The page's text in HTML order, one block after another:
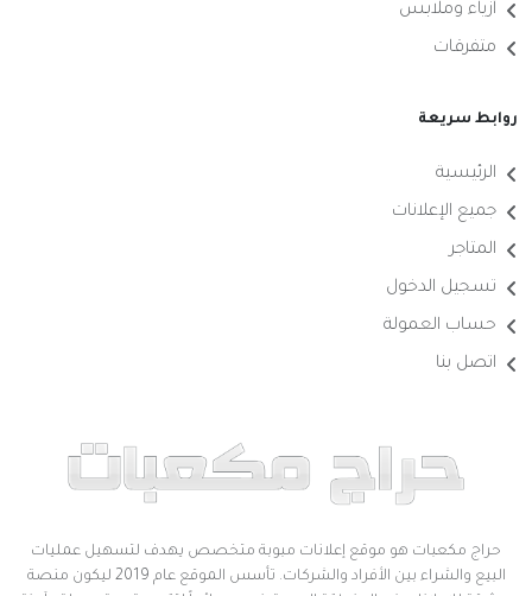
أزياء وملابس
متفرقات
روابط سريعة
الرئيسية
جميع الإعلانات
المتاجر
تسجيل الدخول
حساب العمولة
اتصل بنا
حراج مكعبات هو موقع إعلانات مبوبة متخصص يهدف لتسهيل عمليات
البيع والشراء بين الأفراد والشركات. تأسس الموقع عام 2019 ليكون منصة